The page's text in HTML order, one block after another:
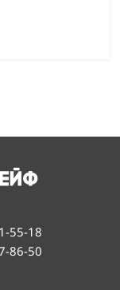
55-18
86-50